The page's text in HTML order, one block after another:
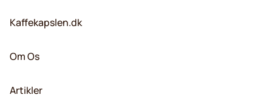
Kaffekapslen.dk
Om Os
Artikler